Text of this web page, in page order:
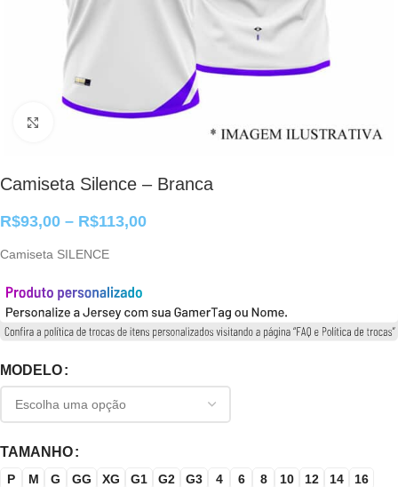
Clique para ampliar
Camiseta Silence – Branca
R$93,00 – R$113,00
Camiseta SILENCE
MODELO
TAMANHO
P M G GG XG G1 G2 G3 4 6 8 10 12 14 16